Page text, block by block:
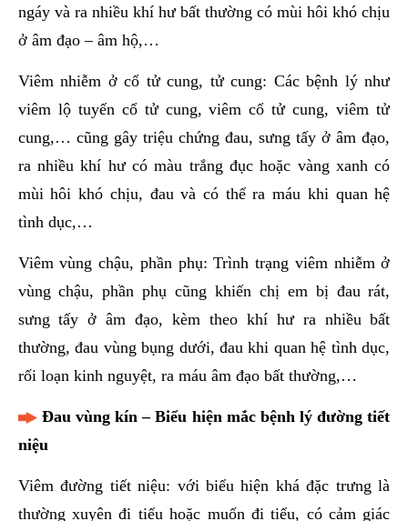
ngáy và ra nhiều khí hư bất thường có mùi hôi khó chịu
ở âm đạo – âm hộ,…
Viêm nhiễm ở cổ tử cung, tử cung: Các bệnh lý như
viêm lộ tuyến cổ tử cung, viêm cổ tử cung, viêm tử
cung,… cũng gây triệu chứng đau, sưng tấy ở âm đạo,
ra nhiều khí hư có màu trắng đục hoặc vàng xanh có
mùi hôi khó chịu, đau và có thể ra máu khi quan hệ
tình dục,…
Viêm vùng chậu, phần phụ: Trình trạng viêm nhiễm ở
vùng chậu, phần phụ cũng khiến chị em bị đau rát,
sưng tấy ở âm đạo, kèm theo khí hư ra nhiều bất
thường, đau vùng bụng dưới, đau khi quan hệ tình dục,
rối loạn kinh nguyệt, ra máu âm đạo bất thường,…
Đau vùng kín – Biểu hiện mắc bệnh lý đường tiết
niệu
Viêm đường tiết niệu: với biểu hiện khá đặc trưng là
thường xuyên đi tiểu hoặc muốn đi tiểu, có cảm giác